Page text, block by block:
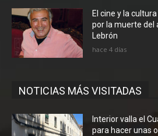
El cine y la
por la muerte del
Lebrón
hace 4 días
NOTICIAS MÁS VISITADAS
Interior valla el
para hacer unas